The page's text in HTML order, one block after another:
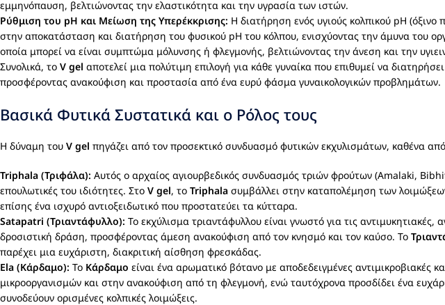
εμμηνόπαυση, βελτιώνοντας την ελαστικότητα και την υγρασία των ιστών.
Ρύθμιση του pH και Μείωση της Υπερέκκρισης: Η διατήρηση ενός υγιούς κολπικού pH
στην αποκατάσταση και διατήρηση του φυσικού pH του κόλπου, ενισχύοντας την άμυνα του
οποία μπορεί να είναι συμπτώμα μόλυνσης ή φλεγμονής, βελτιώνοντας την άνεση και την
Συνολικά, το V gel αποτελεί μια πολύτιμη επιλογή για κάθε γυναίκα που επιθυμεί να
προσφέροντας ανακούφιση και προστασία από ένα ευρύ φάσμα γυναικολογικών προβλημάτων.
Βασικά Φυτικά Συστατικά και ο Ρόλος τους
Η δύναμη του V gel πηγάζει από τον προσεκτικό συνδυασμό φυτικών εκχυλισμάτων, καθένα
Triphala (Τριφάλα): Αυτός ο αρχαίος αγιουρβεδικός συνδυασμός τριών φρούτων (Amalaki,
επουλωτικές του ιδιότητες. Στο V gel, το Triphala συμβάλλει στην καταπολέμηση των
επίσης ένα ισχυρό αντιοξειδωτικό που προστατεύει τα κύτταρα.
Satapatri (Τριαντάφυλλο): Το εκχύλισμα τριαντάφυλλου είναι γνωστό για τις αντιμυκητιακές,
δροσιστική δράση, προσφέροντας άμεση ανακούφιση από τον κνησμό και τον καύσο. Το
παρέχει μια ευχάριστη, διακριτική αίσθηση φρεσκάδας.
Ela (Κάρδαμο): Το Κάρδαμο είναι ένα αρωματικό βότανο με αποδεδειγμένες
μικροοργανισμών και στην ανακούφιση από τη φλεγμονή, ενώ ταυτόχρονα προσδίδει ένα
συνοδεύουν ορισμένες κολπικές λοιμώξεις.